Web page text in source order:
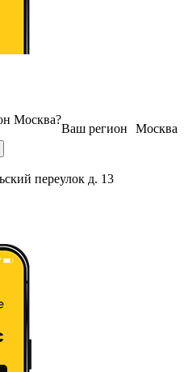
Москва
Ваш регион
Москва?
переулок д. 13